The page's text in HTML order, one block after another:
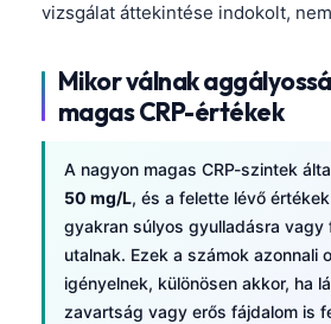
vizsgálat áttekintése indokolt,
Mikor válnak
magas CRP-értékek
A nagyon magas CRP-szintek
50 mg/L, és a felette lévő értékek
gyakran súlyos gyulladásra vagy
utalnak. Ezek a számok azonnali
igényelnek, különösen akkor, ha
zavartság vagy erős fájdalom is
Latviešu valoda
Македонски јазик
Euskara
Gàidhlig
العربية المغربية
Монгол